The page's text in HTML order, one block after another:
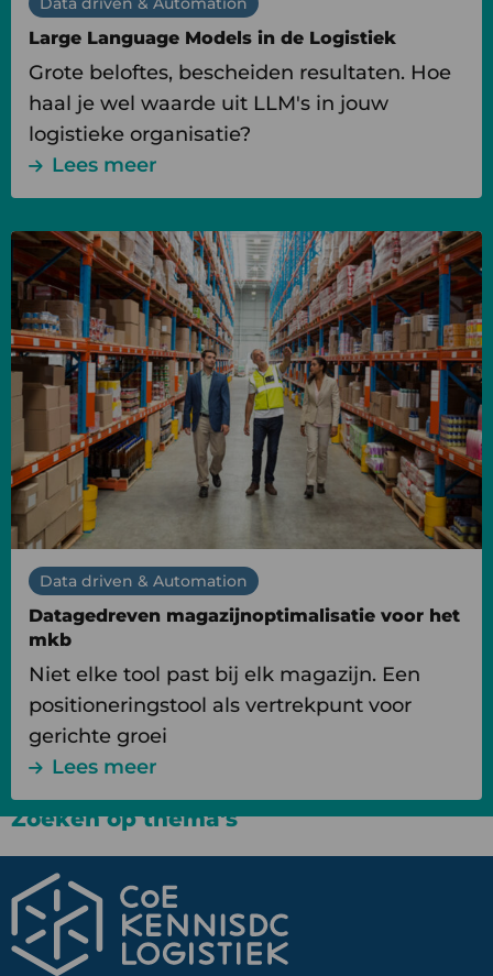
Large Language Models in de Logistiek
Grote beloftes, bescheiden resultaten. Hoe
haal je wel waarde uit LLM's in jouw
logistieke organisatie?
Lees meer
Datagedreven magazijnoptimalisatie voor het
mkb
Data driven & Automation
Niet elke tool past bij elk magazijn. Een
positioneringstool als vertrekpunt voor
gerichte groei
Lees meer
Lees
meer
over
Datagedreven
magazijnoptimalisatie
voor
het
mkb
Zoeken op thema's